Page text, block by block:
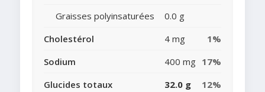
Graisses polyinsaturées
0.0 g
Cholestérol
4 mg
1%
Sodium
400 mg 17%
Glucides totaux
32.0 g 12%